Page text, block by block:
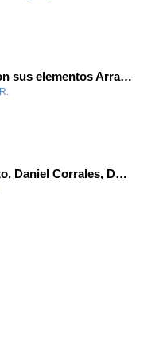
3. Trabajando con sus elementos Array JavaScripts
Cuento 3. Alberto, Daniel Corrales, Daniel Valdés, Luca y Aldric.